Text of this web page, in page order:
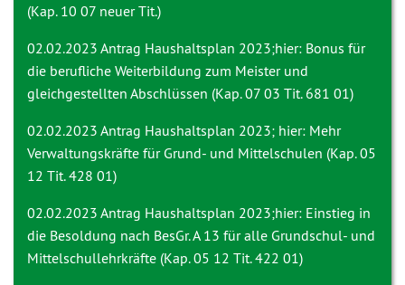
(Kap. 10 07 neuer Tit.)
02.02.2023 Antrag Haushaltsplan 2023;hier: Bonus für
die berufliche Weiterbildung zum Meister und
gleichgestellten Abschlüssen (Kap. 07 03 Tit. 681 01)
02.02.2023 Antrag Haushaltsplan 2023; hier: Mehr
Verwaltungskräfte für Grund- und Mittelschulen (Kap. 05
12 Tit. 428 01)
02.02.2023 Antrag Haushaltsplan 2023;hier: Einstieg in
die Besoldung nach BesGr. A 13 für alle Grundschul- und
Mittelschullehrkräfte (Kap. 05 12 Tit. 422 01)